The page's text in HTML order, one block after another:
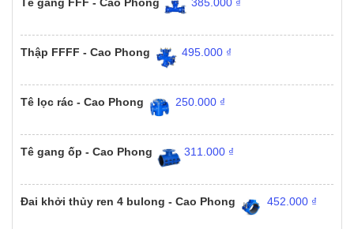
Tê gang FFF - Cao Phong 385.000 ₫
Thập FFFF - Cao Phong 495.000 ₫
Tê lọc rác - Cao Phong 250.000 ₫
Tê gang ốp - Cao Phong 311.000 ₫
Đai khởi thủy ren 4 bulong - Cao Phong 452.000 ₫